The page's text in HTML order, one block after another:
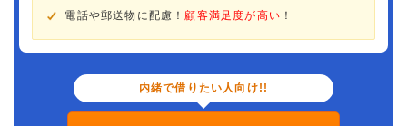
電話や郵送物に配慮！顧客満足度が高い ！
内緒で借りたい人向け!!